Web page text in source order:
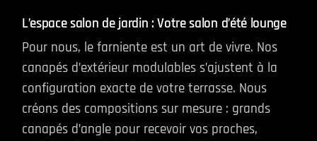
L’espace salon de jardin : Votre salon d’été lounge
Pour nous, le farniente est un art de vivre. Nos
canapés d’extérieur modulables s’ajustent à la
configuration exacte de votre terrasse. Nous
créons des compositions sur mesure : grands
canapés d’angle pour recevoir vos proches,